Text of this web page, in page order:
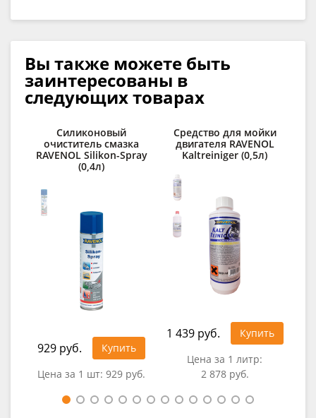
Вы также можете быть
заинтересованы в
следующих товарах
Силиконовый
очиститель смазка
RAVENOL Silikon-Spray
(0,4л)
929 руб.
Купить
Цена за 1 шт: 929 руб.
Средство для мойки
двигателя RAVENOL
Kaltreiniger (0,5л)
1 439 руб.
Купить
Цена за 1 литр:
2 878 руб.